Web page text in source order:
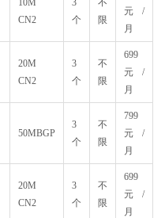
10M
CN2
3
个
不
限
元/
月
20M
CN2
3
个
不
限
699
元/
月
50MBGP
3
个
不
限
799
元/
月
20M
CN2
3
个
不
限
699
元/
月